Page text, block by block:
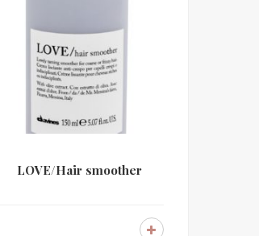
LOVE/Hair smoother